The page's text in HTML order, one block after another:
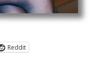
Reddit